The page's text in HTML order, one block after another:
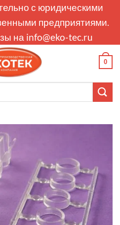
с юридическими
предприятиями.
на info@eko-tec.ru
0